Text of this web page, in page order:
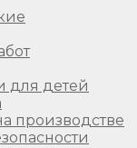
для детей
производстве